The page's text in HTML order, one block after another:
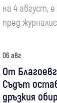
на 4 август,
пред
06 авг
От
Съдът
дръзкия обир